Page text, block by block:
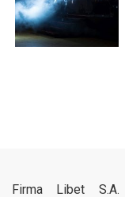
Firma Libet